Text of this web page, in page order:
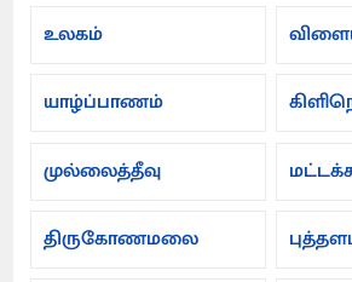
உலகம்
யாழ்ப்பாணம்
முல்லைத்தீவு
திருகோணமலை